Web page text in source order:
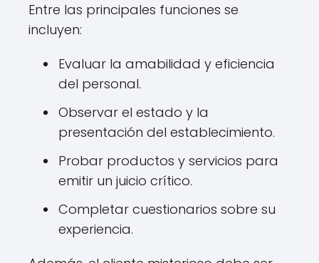
Entre las principales funciones se
incluyen:
Evaluar la amabilidad y eficiencia
del personal.
Observar el estado y la
presentación del establecimiento.
Probar productos y servicios para
emitir un juicio crítico.
Completar cuestionarios sobre su
experiencia.